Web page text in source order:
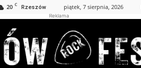
20 C Rzeszów piątek, 7 sierpnia, 2026
Reklama